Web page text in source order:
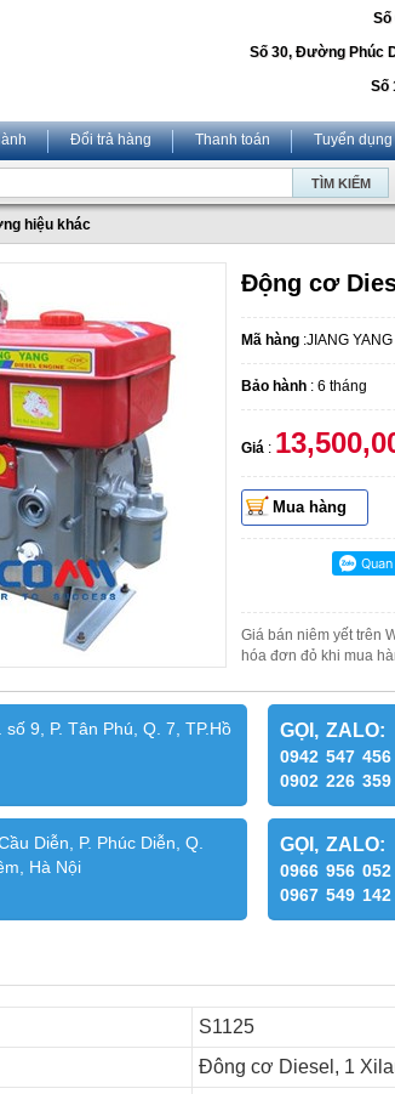
Số
Số 30, Đường Phúc
Số
Đổi trả hàng Thanh toán Tuyển dụng
hiệu khác
Động cơ
Mã hàng :JIANG
Bảo hành : 6 tháng
Giá :
Mua hàng
Giá bán niêm yết trên
hóa đơn đỏ khi mua
số 9, P. Tân Phú, Q. 7, TP.Hồ
GỌI, ZALO:
0942 547
0902 226 359
Diễn, P. Phúc Diễn, Q.
Hà Nội
GỌI, ZALO:
0966 956
0967 549 142
S1125
Đông cơ Diesel, 1